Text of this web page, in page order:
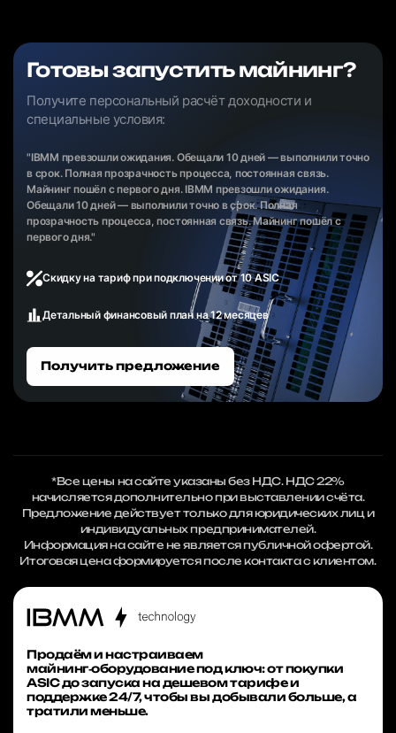
Готовы запустить майнинг?
Получите персональный расчёт доходности и
специальные условия:
"IBMM превзошли ожидания. Обещали 10 дней — выполнили точно
в срок. Полная прозрачность процесса, постоянная связь.
Майнинг пошёл с первого дня. IBMM превзошли ожидания.
Обещали 10 дней — выполнили точно в срок. Полная
прозрачность процесса, постоянная связь. Майнинг пошёл с
первого дня."
Скидку на тариф при подключении от 10 ASIC
Детальный финансовый план на 12 месяцев
Получить предложение
*Все цены на сайте указаны без НДС. НДС 22%
начисляется дополнительно при выставлении счёта.
Предложение действует только для юридических лиц и
индивидуальных предпринимателей.
Информация на сайте не является публичной офертой.
Итоговая цена формируется после контакта с клиентом.
Продаём и настраиваем
майнинг‑оборудование под ключ: от покупки
ASIC до запуска на дешевом тарифе и
поддержке 24/7, чтобы вы добывали больше, а
тратили меньше.